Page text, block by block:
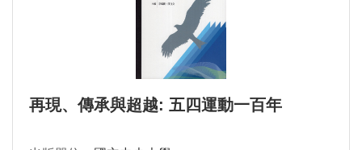
再現、傳承與超越: 五四運動一百年